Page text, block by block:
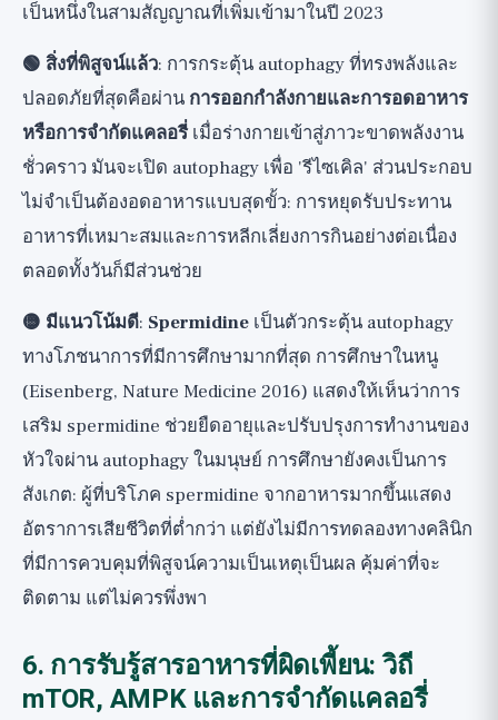
เป็นหนึ่งในสามสัญญาณที่เพิ่มเข้ามาในปี 2023
🟢 สิ่งที่พิสูจน์แล้ว: การกระตุ้น autophagy ที่ทรงพลังและ
ปลอดภัยที่สุดคือผ่าน การออกกำลังกายและการอดอาหาร
หรือการจำกัดแคลอรี่เมื่อร่างกายเข้าสู่ภาวะขาดพลังงาน
ชั่วคราว มันจะเปิด autophagy เพื่อ 'รีไซเคิล' ส่วนประกอบ
ไม่จำเป็นต้องอดอาหารแบบสุดขั้ว: การหยุดรับประทาน
อาหารที่เหมาะสมและการหลีกเลี่ยงการกินอย่างต่อเนื่อง
ตลอดทั้งวันก็มีส่วนช่วย
🟡 มีแนวโน้มดี: Spermidine เป็นตัวกระตุ้น autophagy
ทางโภชนาการที่มีการศึกษามากที่สุด การศึกษาในหนู
(Eisenberg, Nature Medicine 2016) แสดงให้เห็นว่าการ
เสริม spermidine ช่วยยืดอายุและปรับปรุงการทำงานของ
หัวใจผ่าน autophagy ในมนุษย์ การศึกษายังคงเป็นการ
สังเกต: ผู้ที่บริโภค spermidine จากอาหารมากขึ้นแสดง
อัตราการเสียชีวิตที่ต่ำกว่า แต่ยังไม่มีการทดลองทางคลินิก
ที่มีการควบคุมที่พิสูจน์ความเป็นเหตุเป็นผล คุ้มค่าที่จะ
ติดตาม แต่ไม่ควรพึ่งพา
6. การรับรู้สารอาหารที่ผิดเพี้ยน: วิถี
mTOR, AMPK และการจำกัดแคลอรี่